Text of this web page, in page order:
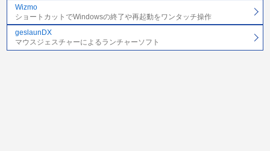
Wizmo
ショートカットでWindowsの終了や再起動をワンタッチ操作
geslaunDX
マウスジェスチャーによるランチャーソフト